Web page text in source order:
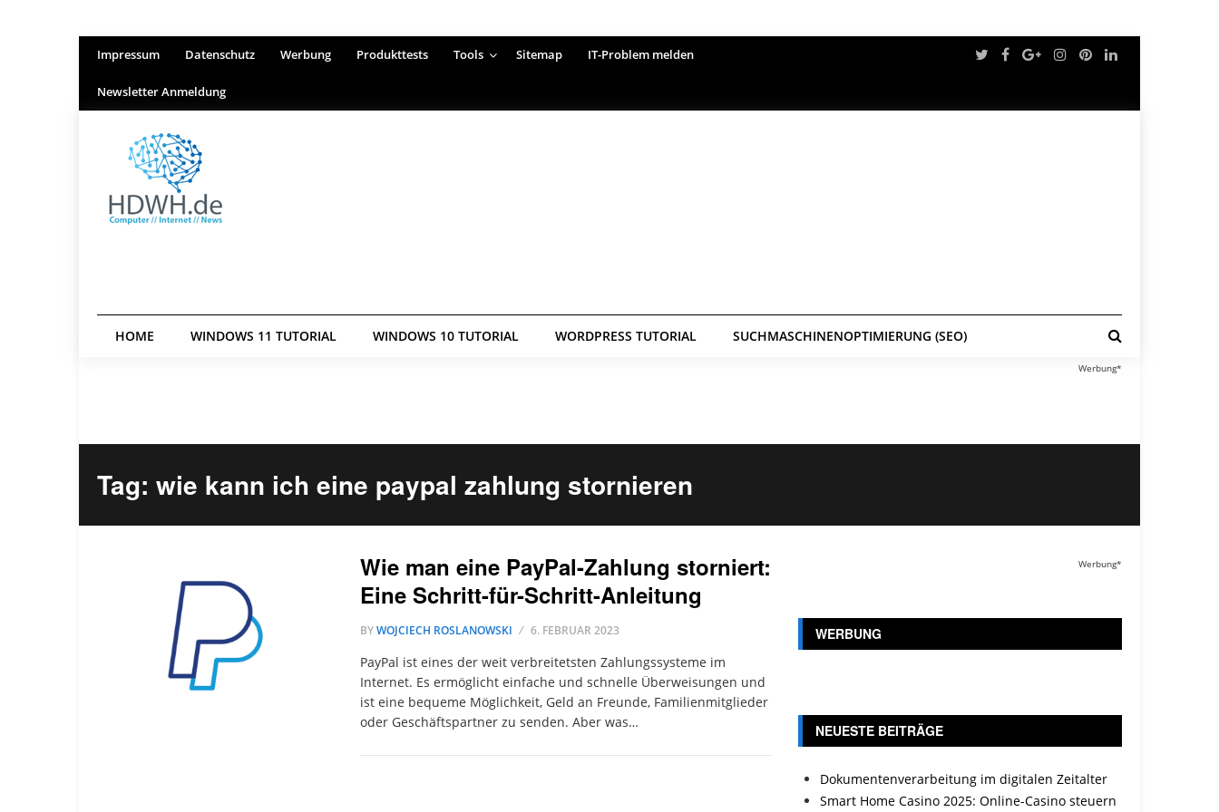
Impressum Datenschutz Werbung Produkttests Tools Sitemap IT-Problem melden
Newsletter Anmeldung
HOME WINDOWS 11 TUTORIAL WINDOWS 10 TUTORIAL WORDPRESS TUTORIAL SUCHMASCHINENOPTIMIERUNG (SEO)
Werbung*
Tag: wie kann ich eine paypal zahlung stornieren
Wie man eine PayPal-Zahlung storniert:
Eine Schritt-für-Schritt-Anleitung
BYWOJCIECH ROSLANOWSKI 6. FEBRUAR 2023
PayPal ist eines der weit verbreitetsten Zahlungssysteme im
Internet. Es ermöglicht einfache und schnelle Überweisungen und
ist eine bequeme Möglichkeit, Geld an Freunde, Familienmitglieder
oder Geschäftspartner zu senden. Aber was…
Werbung*
WERBUNG
NEUESTE BEITRÄGE
Dokumentenverarbeitung im digitalen Zeitalter
Smart Home Casino 2025: Online-Casino steuern